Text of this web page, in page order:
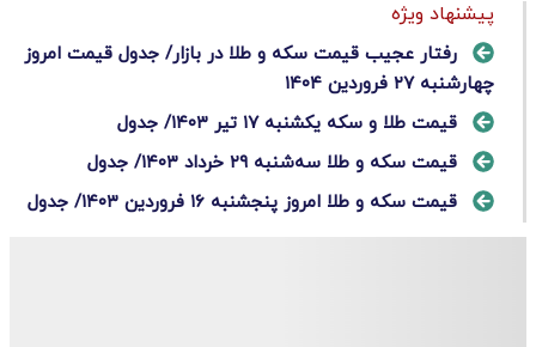
پیشنهاد ویژه
رفتار عجیب قیمت سکه و طلا در بازار/ جدول قیمت امروز
چهارشنبه ۲۷ فروردین ۱۴۰۴
قیمت طلا و سکه یکشنبه ۱۷ تیر ۱۴۰۳/ جدول
قیمت سکه و طلا سه‌شنبه ۲۹ خرداد ۱۴۰۳/ جدول
قیمت سکه و طلا امروز پنجشنبه ۱۶ فروردین ۱۴۰۳/ جدول